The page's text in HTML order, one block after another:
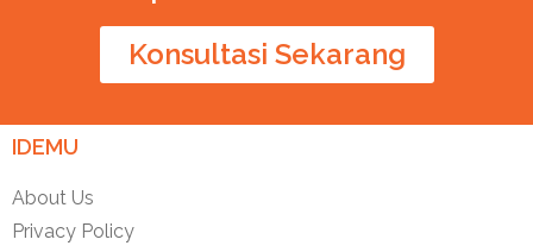
Konsultasi Sekarang
IDEMU
About Us
Privacy Policy